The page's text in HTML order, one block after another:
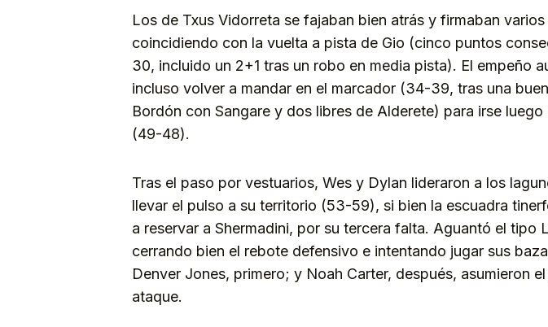
Los de Txus Vidorreta se fajaban bien atrás y firmaban
coincidiendo con la vuelta a pista de Gio (cinco puntos
30, incluido un 2+1 tras un robo en media pista). El empeño
incluso volver a mandar en el marcador (34-39, tras una
Bordón con Sangare y dos libres de Alderete) para irse luego
(49-48).
Tras el paso por vestuarios, Wes y Dylan lideraron a los
llevar el pulso a su territorio (53-59), si bien la escuadra
a reservar a Shermadini, por su tercera falta. Aguantó el tipo
cerrando bien el rebote defensivo e intentando jugar sus
Denver Jones, primero; y Noah Carter, después, asumieron
ataque.